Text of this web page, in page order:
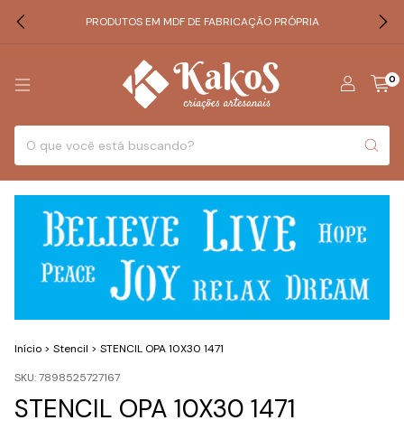
PRODUTOS EM MDF DE FABRICAÇÃO PRÓPRIA
0
Início > Stencil > STENCIL OPA 10X30 1471
SKU:7898525727167
STENCIL OPA 10X30 1471